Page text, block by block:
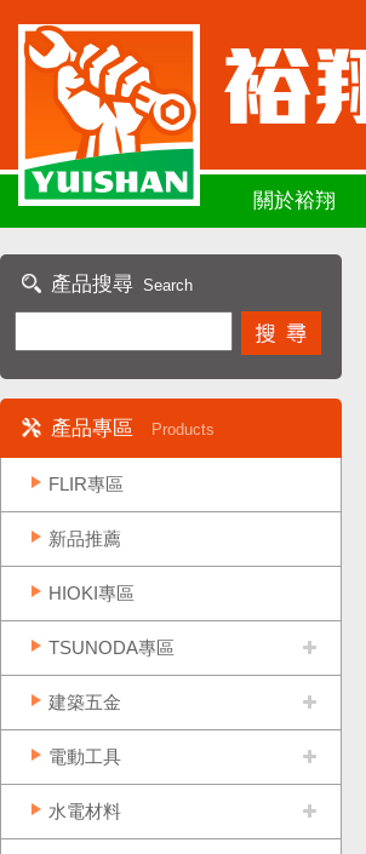
關於裕翔
產品搜尋 Search
產品專區 Products
FLIR專區
新品推薦
HIOKI專區
TSUNODA專區
建築五金
電動工具
水電材料